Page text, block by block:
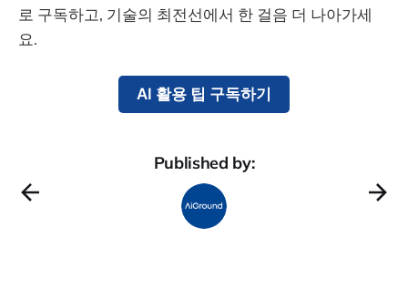
로 구독하고, 기술의 최전선에서 한 걸음 더 나아가세
요.
AI 활용 팁 구독하기
Published by: